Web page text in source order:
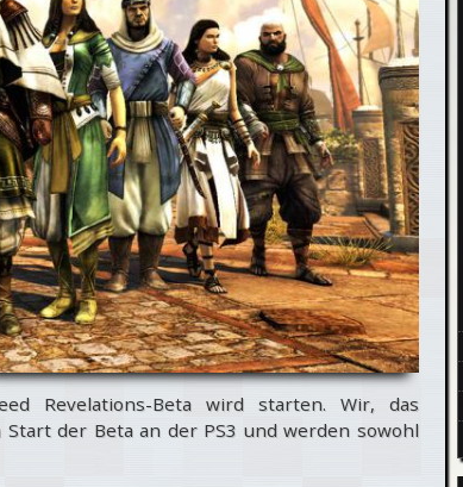
Revelations-Beta wird starten. Wir, das
der Beta an der PS3 und werden sowohl